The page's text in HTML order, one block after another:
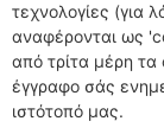
τεχνολογίες (για
αναφέρονται ως
από τρίτα μέρη
έγγραφο σάς
ιστότοπό μας.